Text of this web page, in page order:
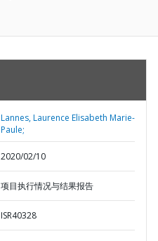
Lannes, Laurence Elisabeth Marie-
Paule;
2020/02/10
项目执行情况与结果报告
ISR40328